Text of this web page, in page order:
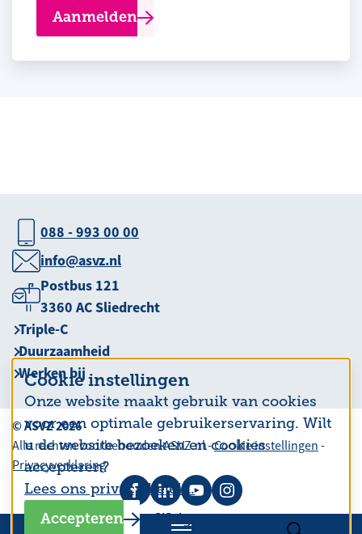
Cookie instellingen
Onze website maakt gebruik van cookies
voor een optimale gebruikerservaring. Wilt
u de website bezoeken en cookies
accepteren?
Lees ons privacy beleid.
Accepteren
Weigeren
Aanmelden
088 - 993 00 00
info@asvz.nl
Postbus 121
3360 AC Sliedrecht
Triple-C
Duurzaamheid
Werken bij
© ASVZ 2026
Alle rechten voorbehouden ASVZ.nl -Cookie instellingen -
Privacyverklaring